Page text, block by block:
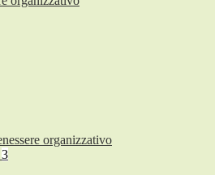
organizzativo
3